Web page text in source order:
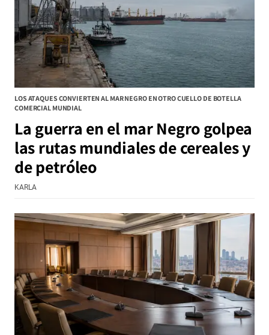
LOS ATAQUES CONVIERTEN AL MAR NEGRO EN OTRO CUELLO DE BOTELLA
COMERCIAL MUNDIAL
La guerra en el mar Negro golpea
las rutas mundiales de cereales y
de petróleo
KARLA